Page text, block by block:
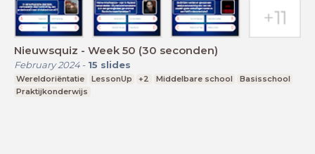
Nieuwsquiz - Week 50 (30 seconden)
February 2024- 15 slides
Wereldoriëntatie LessonUp +2 Middelbare school
Basisschool
Praktijkonderwijs